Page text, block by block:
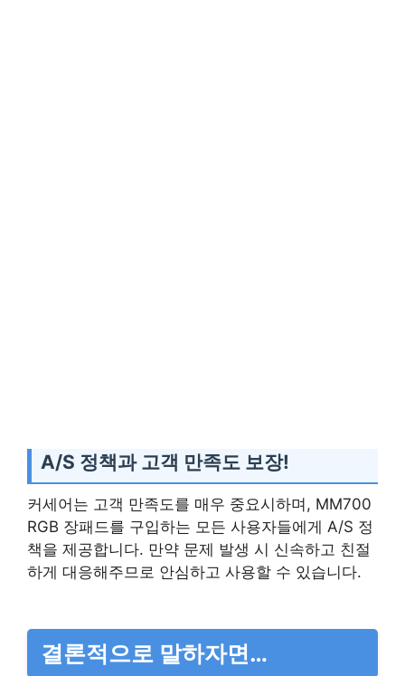
A/S 정책과 고객 만족도 보장!
커세어는 고객 만족도를 매우 중요시하며, MM700
RGB 장패드를 구입하는 모든 사용자들에게 A/S 정
책을 제공합니다. 만약 문제 발생 시 신속하고 친절
하게 대응해주므로 안심하고 사용할 수 있습니다.
결론적으로 말하자면…